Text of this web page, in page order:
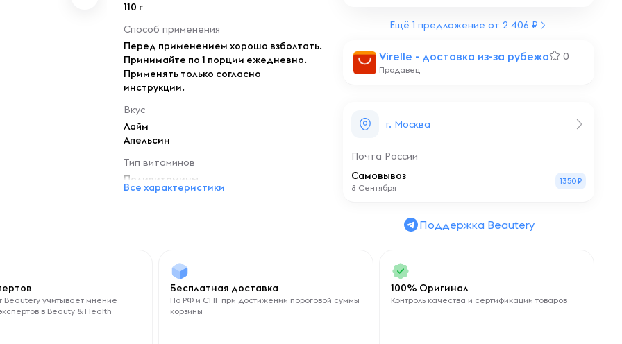
110 г
Способ применения
Перед применением хорошо взболтать.
Принимайте по 1 порции ежедневно.
Применять только согласно
инструкции.
Вкус
Лайм
Апельсин
Тип витаминов
Поливитамины
Все характеристики
Virelle - доставка из-за рубежа 0
Продавец
г. Москва
Почта России
Самовывоз
8 Сентября
1350₽
Ещё 1 предложение от 2 406 ₽
Поддержка Beautery
Beautery учитывает мнение
в Beauty & Health
Бесплатная доставка
По РФ и СНГ при достижении пороговой суммы
корзины
100% Оригинал
Контроль качества и сертификации товаров